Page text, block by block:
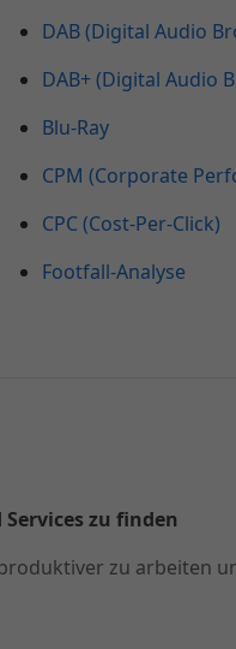
DAB (Digital Audio
DAB+ (Digital Audio
Blu-Ray
CPM (Corporate
CPC (Cost-Per-Click)
Footfall-Analyse
zu finden
zu arbeiten